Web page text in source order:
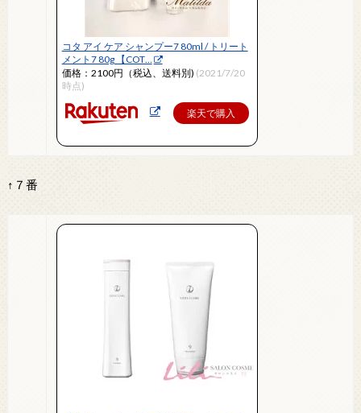
コタ アイ ケア シャンプー7 80ml / トリート
メント7 80g 【COT…
価格：2100円（税込、送料別) (2021/7/20
時点)
楽天で購入
↑７番